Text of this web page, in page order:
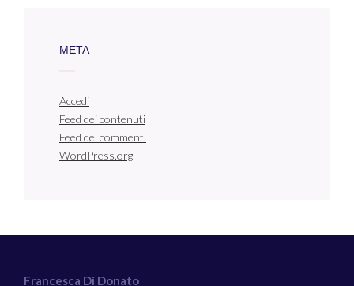
META
Accedi
Feed dei contenuti
Feed dei commenti
WordPress.org
Francesca Di Donato